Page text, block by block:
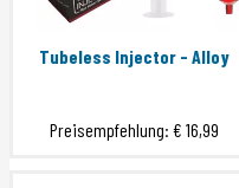
Tubeless Injector - Alloy
Preisempfehlung: € 16,99